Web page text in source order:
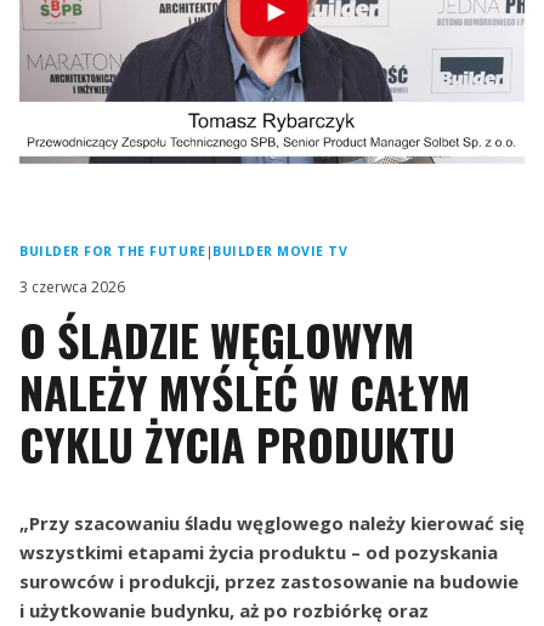
BUILDER FOR THE FUTURE | BUILDER MOVIE TV
3 czerwca 2026
O ŚLADZIE WĘGLOWYM
NALEŻY MYŚLEĆ W CAŁYM
CYKLU ŻYCIA PRODUKTU
„Przy szacowaniu śladu węglowego należy kierować się
wszystkimi etapami życia produktu – od pozyskania
surowców i produkcji, przez zastosowanie na budowie
i użytkowanie budynku, aż po rozbiórkę oraz